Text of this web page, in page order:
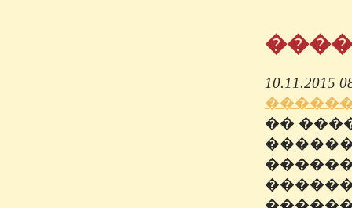
10.11.2015
��